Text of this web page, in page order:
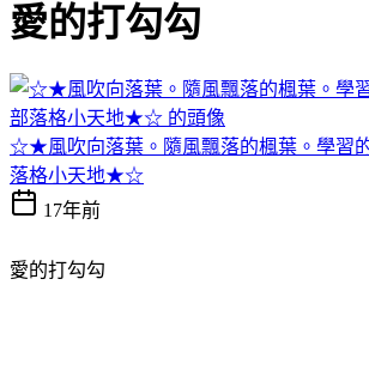
愛的打勾勾
☆★風吹向落葉。隨風飄落的楓葉。學習
落格小天地★☆
17年前
愛的打勾勾